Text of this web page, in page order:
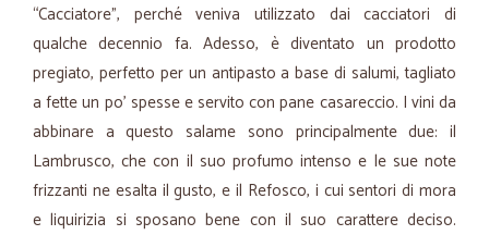
“Cacciatore”, perché veniva utilizzato dai cacciatori di
qualche decennio fa. Adesso, è diventato un prodotto
pregiato, perfetto per un antipasto a base di salumi, tagliato
a fette un po’ spesse e servito con pane casareccio. I vini da
abbinare a questo salame sono principalmente due: il
Lambrusco, che con il suo profumo intenso e le sue note
frizzanti ne esalta il gusto, e il Refosco, i cui sentori di mora
e liquirizia si sposano bene con il suo carattere deciso.